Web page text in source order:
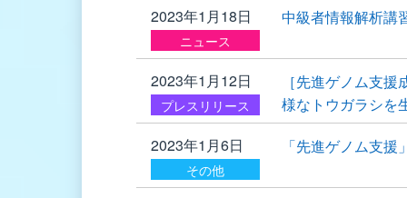
2023年1月18日
ニュース
中級者情報解析講
2023年1月12日
プレスリリース
［先進ゲノム支
様なトウガラシを
2023年1月6日
その他
「先進ゲノム支